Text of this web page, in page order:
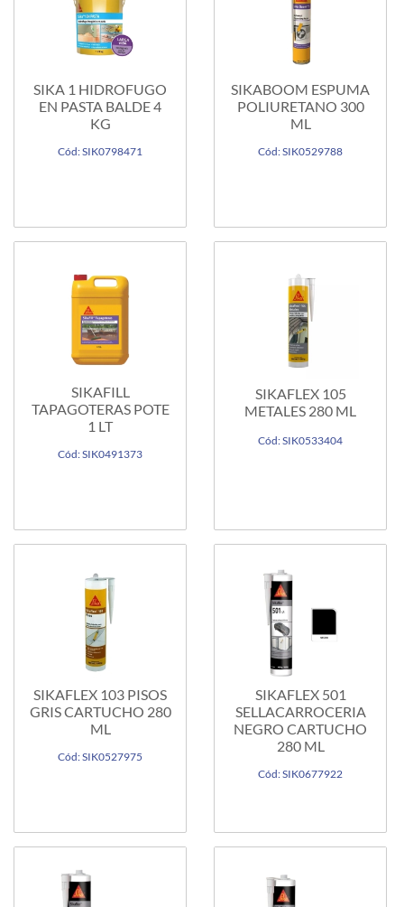
SIKA 1 HIDROFUGO
EN PASTA BALDE 4
KG
Cód: SIK0798471
SIKABOOM ESPUMA
POLIURETANO 300
ML
Cód: SIK0529788
SIKAFILL
TAPAGOTERAS POTE
1 LT
Cód: SIK0491373
SIKAFLEX 105
METALES 280 ML
Cód: SIK0533404
SIKAFLEX 103 PISOS
GRIS CARTUCHO 280
ML
Cód: SIK0527975
SIKAFLEX 501
SELLACARROCERIA
NEGRO CARTUCHO
280 ML
Cód: SIK0677922